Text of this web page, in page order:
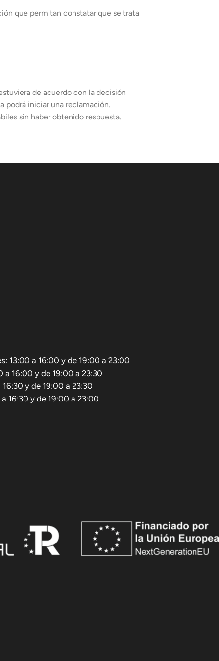
que permitan constatar que se trata
de acuerdo con la decisión
podrá iniciar una reclamación.
sin haber obtenido respuesta.
13:00 a 16:00 y de 19:00 a 23:00
a 16:00 y de 19:00 a 23:30
16:30 y de 19:00 a 23:30
16:30 y de 19:00 a 23:00